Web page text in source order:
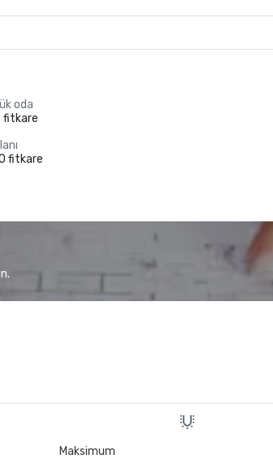
oda
fitkare
fitkare
Maksimum